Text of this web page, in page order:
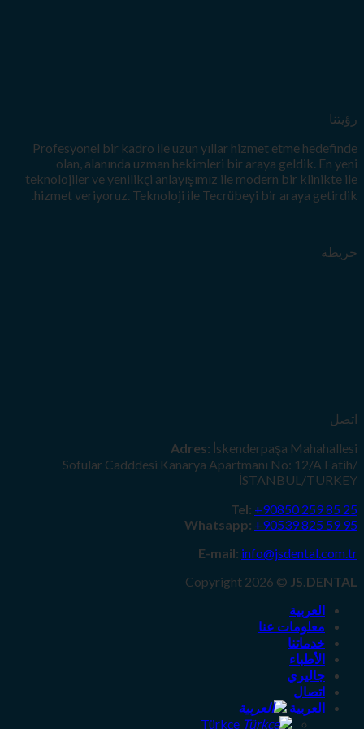
Profesyonel bir kadro ile uzun
olan, alanında uzman hekimleri
teknolojiler ve yenilikçi anlayışımız
hizmet veriyoruz. Teknoloji ile
Adres:
Sofular Cadddesi Kanarya
E-